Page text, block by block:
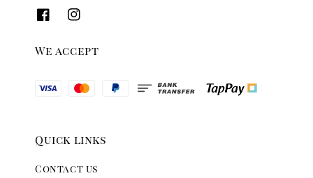
We accept
Quick links
Contact us